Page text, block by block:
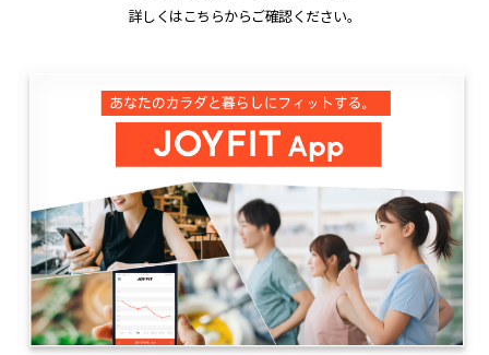
詳しくはこちらからご確認ください。